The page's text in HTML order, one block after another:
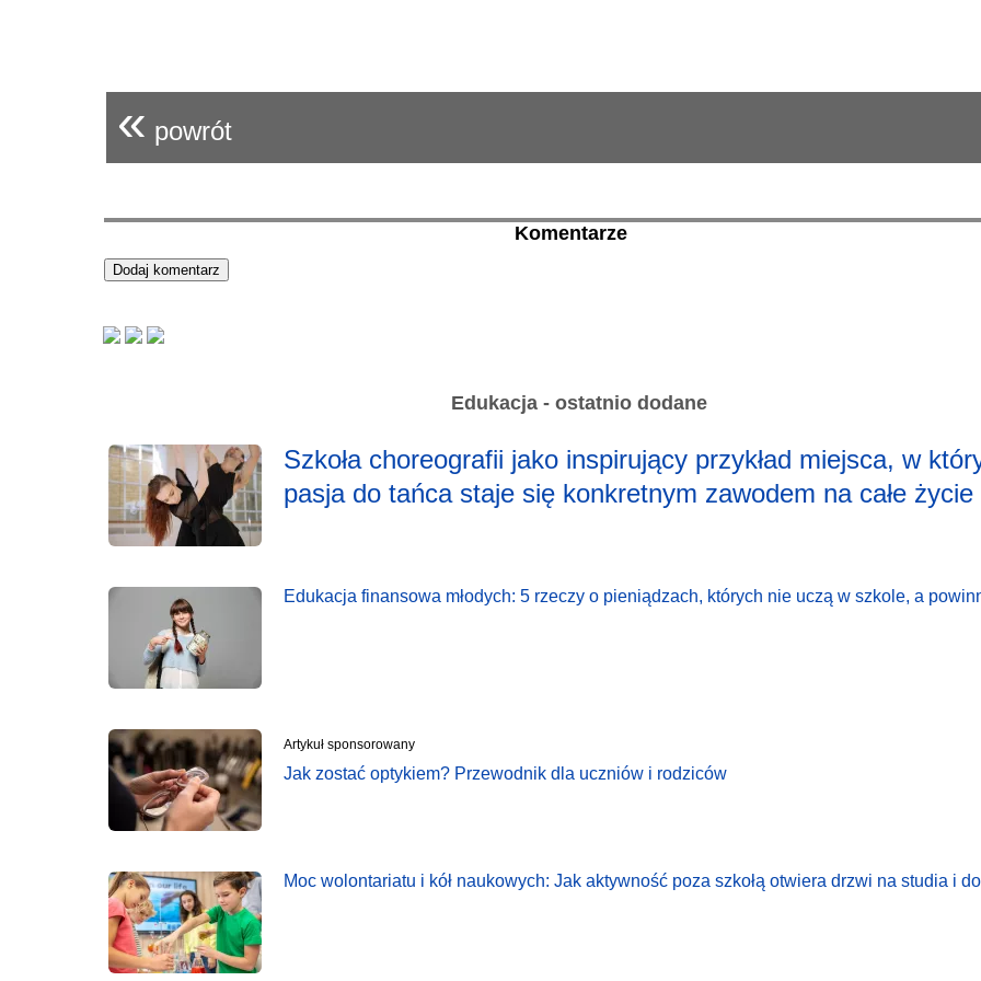
« powrót
Komentarze
Edukacja - ostatnio dodane
Szkoła choreografii jako inspirujący przykład miejsca, w
pasja do tańca staje się konkretnym zawodem na całe życie
Edukacja finansowa młodych: 5 rzeczy o pieniądzach, których nie uczą w szkole, a
Artykuł sponsorowany
Jak zostać optykiem? Przewodnik dla uczniów i rodziców
Moc wolontariatu i kół naukowych: Jak aktywność poza szkołą otwiera drzwi na studia i